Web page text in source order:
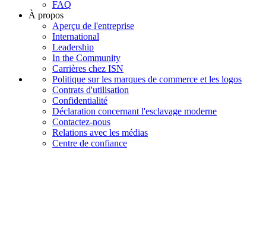
FAQ
À propos
Aperçu de l'entreprise
International
Leadership
In the Community
Carrières chez ISN
Politique sur les marques de commerce et les logos
Contrats d'utilisation
Confidentialité
Déclaration concernant l'esclavage moderne
Contactez-nous
Relations avec les médias
Centre de confiance